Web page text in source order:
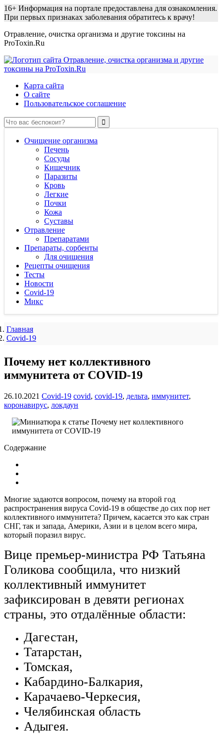
16+ Информация на портале предоставлена для ознакомления.
При первых признаках заболевания обратитесь к врачу!
Отравление, очистка организма и другие токсины на
ProToxin.Ru
Карта сайта
О сайте
Пользовательское соглашение
Очищение организма
Печень
Сосуды
Кишечник
Паразиты
Кровь
Легкие
Почки
Кожа
Суставы
Отравление
Препаратами
Препараты, сорбенты
Для очищения
Рецепты очищения
Тесты
Новости
Covid-19
Микс
Главная
Covid-19
Почему нет коллективного
иммунитета от COVID-19
26.10.2021 Covid-19 covid, covid-19, дельта, иммунитет,
коронавирус, локдаун
Содержание
Многие задаются вопросом, почему на второй год
распространения вируса Covid-19 в обществе до сих пор нет
коллективного иммунитета? Причем, касается это как стран
СНГ, так и запада, Америки, Азии и в целом всего мира,
который поразил вирус.
Вице премьер-министра РФ Татьяна
Голикова сообщила, что низкий
коллективный иммунитет
зафиксирован в девяти регионах
страны, это отдалённые области:
Дагестан,
Татарстан,
Томская,
Кабардино-Балкария,
Карачаево-Черкесия,
Челябинская область
Адыгея.